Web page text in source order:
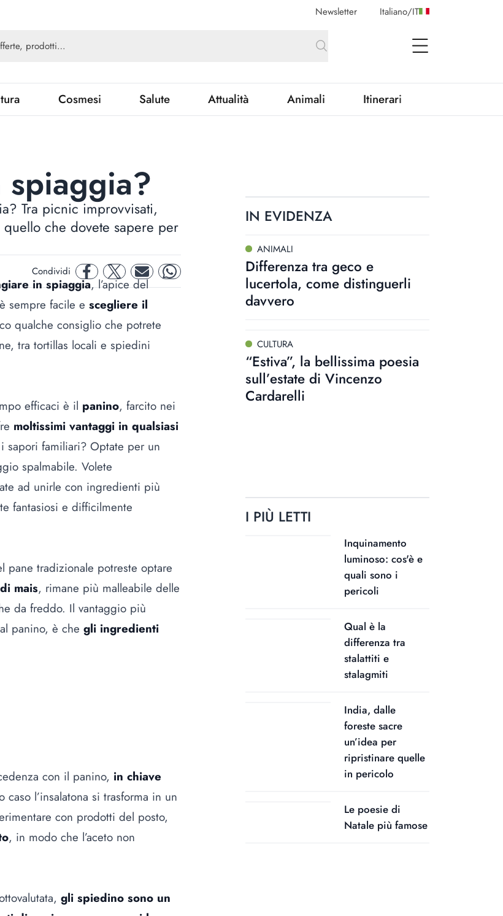
Newsletter Italiano/IT
open Menu
Cosmesi Salute Attualità Animali Itinerari
spiaggia?
Tra picnic improvvisati,
che dovete sapere per
Condividi facebooktwitter mail whatsapp
in spiaggia, l’apice del
sempre facile e scegliere il
qualche consiglio che potrete
tra tortillas locali e spiedini
efficaci è il panino, farcito nei
moltissimi vantaggi in qualsiasi
sapori familiari? Optate per un
spalmabile. Volete
ad unirle con ingredienti più
fantasiosi e difficilmente
pane tradizionale potreste optare
mais, rimane più malleabile delle
da freddo. Il vantaggio più
panino, è che gli ingredienti
con il panino, in chiave
caso l’insalatona si trasforma in un
con prodotti del posto,
, in modo che l’aceto non
gli spiedino sono un
IN EVIDENZA
ANIMALI
Differenza tra geco e
lucertola, come distinguerli
davvero
CULTURA
“Estiva”, la bellissima poesia
sull’estate di Vincenzo
Cardarelli
I PIÙ LETTI
Inquinamento
luminoso: cos'è e
quali sono i
pericoli
Qual è la
differenza tra
stalattiti e
stalagmiti
India, dalle
foreste sacre
un’idea per
ripristinare quelle
in pericolo
Le poesie di
Natale più famose